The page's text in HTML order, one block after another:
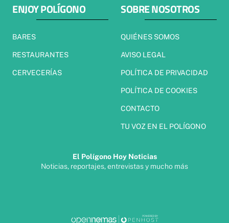
ENJOY POLÍGONO
BARES
RESTAURANTES
CERVECERÍAS
SOBRE NOSOTROS
QUIÉNES SOMOS
AVISO LEGAL
POLÍTICA DE PRIVACIDAD
POLÍTICA DE COOKIES
CONTACTO
TU VOZ EN EL POLÍGONO
El Polígono Hoy Noticias
Noticias, reportajes, entrevistas y mucho más